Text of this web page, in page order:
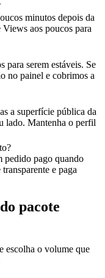
minutos depois da
aos poucos para
para serem estáveis. Se
no painel e cobrimos a
a superfície pública da
lado. Mantenha o perfil
pedido pago quando
e paga
pacote
escolha o volume que